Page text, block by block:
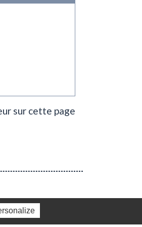
sur cette page